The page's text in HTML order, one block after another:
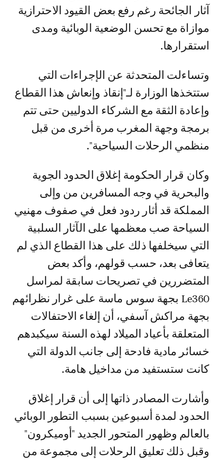
آثار الجائحة رغم رفع بعض القيود الاحترازية
موازاة مع تحسن الوضعية الوبائية ومدى
استقرارها.
وتساءلت المتحدثة عن الإجراءات التي
ستتخذها الوزارة لـ"إنقاذ وإنعاش هذا القطاع
وإعادة الثقة مع الشركاء الدوليين حتى تتم
برمجة وجهة المغرب مرة أخرى من قبل
منظمي الرحلات السياحية".
وكان قرار الحكومة إغلاق الحدود الجوية
والبحرية في وجه المسافرين من وإلى
المملكة قد أثار ردود فعل في صفوف مهنيي
السياحة صب معظمها على الآثار السلبية
التي سيخلفها ذلك على هذا القطاع الذي لم
يتعافى بعد، حسب قولهم، وأكد بعض
المتضررين في تصريحات سابقة لمراسل
Le360 بجهة سوس ماسة على غرار نظرائهم
بجهة مراكش آسفي، أن إلغاء الاحتفالات
المتعلقة بأعياد الميلاد لهذه السنة سيكبدهم
خسائر مادية فادحة إلى جانب الدولة التي
كانت ستستفيد من مداخيل هامة.
وأشارت المصادر ذاتها إلى أن قرار إغلاق
الحدود لمدة أسبوعين بسبب التطور الوبائي
بالعالم وظهور المتحور الجديد "أوميكرون"
وقبل ذلك تعليق الرحلات إلى مجموعة من